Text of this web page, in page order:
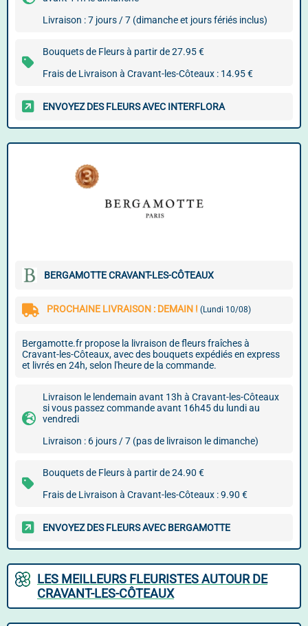
Livraison : 7 jours / 7 (dimanche et jours fériés inclus)
Bouquets de Fleurs à partir de 27.95 €
Frais de Livraison à Cravant-les-Côteaux : 14.95 €
ENVOYEZ DES FLEURS AVEC INTERFLORA
BERGAMOTTE CRAVANT-LES-CÔTEAUX
PROCHAINE LIVRAISON : DEMAIN ! (Lundi 10/08)
Bergamotte.fr propose la livraison de fleurs fraîches à
Cravant-les-Côteaux, avec des bouquets expédiés en express
et livrés en 24h, selon l'heure de la commande.
Livraison le lendemain avant 13h à Cravant-les-Côteaux
si vous passez commande avant 16h45 du lundi au
vendredi
Livraison : 6 jours / 7 (pas de livraison le dimanche)
Bouquets de Fleurs à partir de 24.90 €
Frais de Livraison à Cravant-les-Côteaux : 9.90 €
ENVOYEZ DES FLEURS AVEC BERGAMOTTE
LES MEILLEURS FLEURISTES AUTOUR DE
CRAVANT-LES-CÔTEAUX